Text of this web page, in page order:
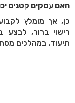
האם עסקים קטנים
כן, אך מומלץ
רישוי ברור, לבצע
תיעוד. במהלכים